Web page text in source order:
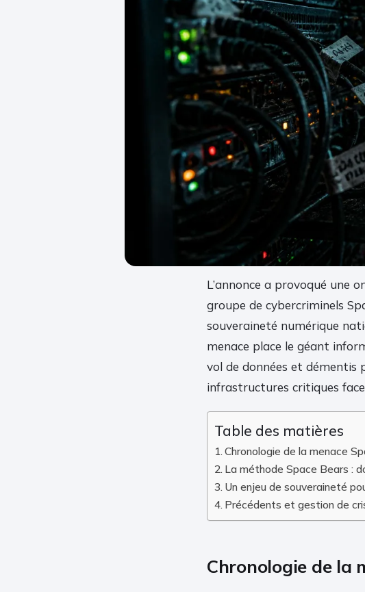
L’annonce a provoqué une
groupe de cybercriminels
souveraineté numérique
menace place le géant
vol de données et démentis
infrastructures critiques
Table des matières
Chronologie de la menace
La méthode Space Bears :
Un enjeu de souveraineté
Précédents et gestion de
Chronologie de la